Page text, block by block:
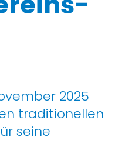
2025
traditionellen
seine